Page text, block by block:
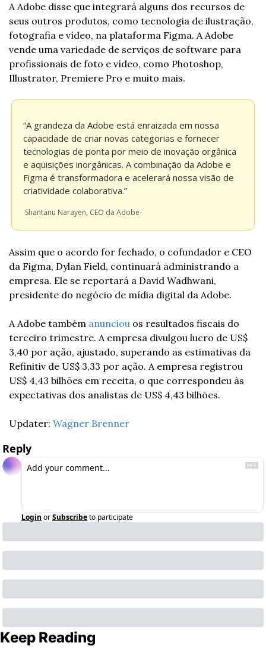
A Adobe disse que integrará alguns dos recursos de
seus outros produtos, como tecnologia de ilustração,
fotografia e vídeo, na plataforma Figma. A Adobe
vende uma variedade de serviços de software para
profissionais de foto e vídeo, como Photoshop,
Illustrator, Premiere Pro e muito mais.
“A grandeza da Adobe está enraizada em nossa
capacidade de criar novas categorias e fornecer
tecnologias de ponta por meio de inovação orgânica
e aquisições inorgânicas. A combinação da Adobe e
Figma é transformadora e acelerará nossa visão de
criatividade colaborativa.”
Shantanu Narayen, CEO da Adobe
Assim que o acordo for fechado, o cofundador e CEO
da Figma, Dylan Field, continuará administrando a
empresa. Ele se reportará a David Wadhwani,
presidente do negócio de mídia digital da Adobe.
A Adobe também anunciou os resultados fiscais do
terceiro trimestre. A empresa divulgou lucro de US$
3,40 por ação, ajustado, superando as estimativas da
Refinitiv de US$ 3,33 por ação. A empresa registrou
US$ 4,43 bilhões em receita, o que correspondeu às
expectativas dos analistas de US$ 4,43 bilhões.
Updater: Wagner Brenner
Reply
Login orSubscribeto participate
Keep Reading